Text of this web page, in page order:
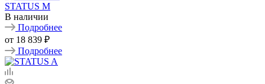
STATUS M
В наличии
Подробнее
от 18 839 ₽
Подробнее